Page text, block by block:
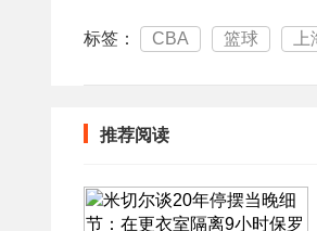
标签： CBA 篮球
推荐阅读